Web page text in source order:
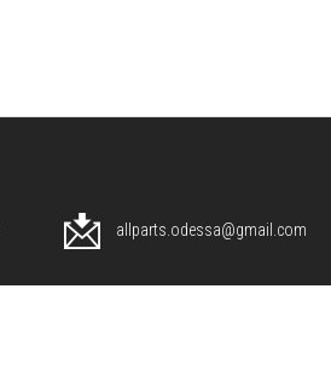
allparts.odessa@gmail.com